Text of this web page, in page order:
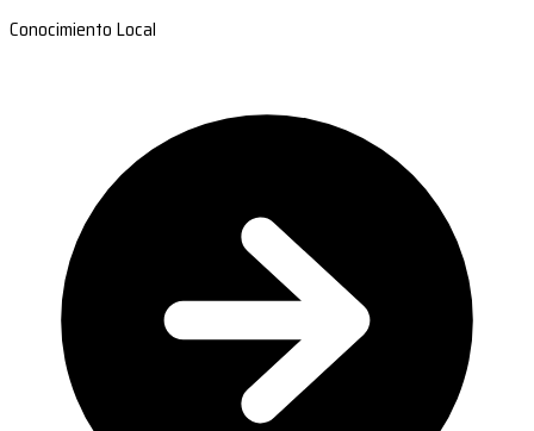
Conocimiento Local